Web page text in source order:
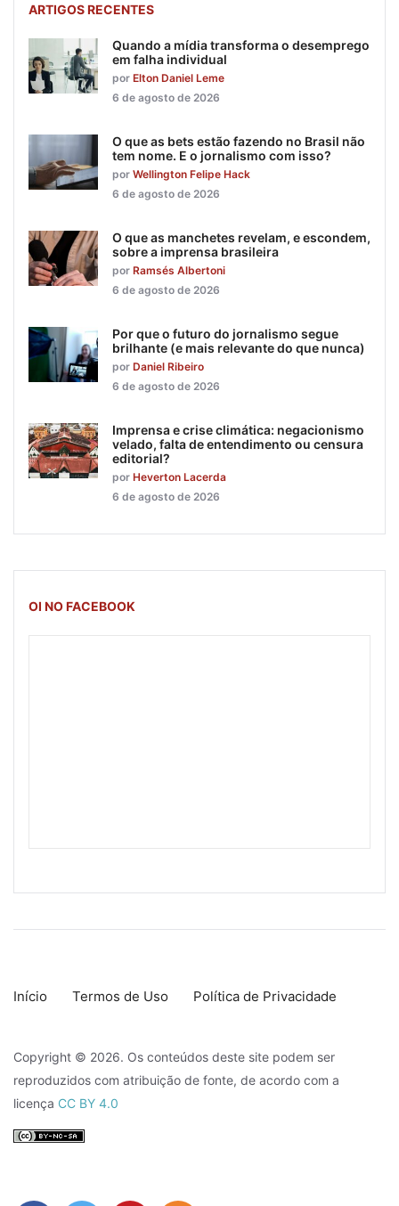
ARTIGOS RECENTES
Quando a mídia transforma o desemprego
em falha individual
por Elton Daniel Leme
6 de agosto de 2026
O que as bets estão fazendo no Brasil não
tem nome. E o jornalismo com isso?
por Wellington Felipe Hack
6 de agosto de 2026
O que as manchetes revelam, e escondem,
sobre a imprensa brasileira
por Ramsés Albertoni
6 de agosto de 2026
Por que o futuro do jornalismo segue
brilhante (e mais relevante do que nunca)
por Daniel Ribeiro
6 de agosto de 2026
Imprensa e crise climática: negacionismo
velado, falta de entendimento ou censura
editorial?
por Heverton Lacerda
6 de agosto de 2026
OI NO FACEBOOK
Início Termos de Uso Política de Privacidade
Copyright © 2026. Os conteúdos deste site podem ser
reproduzidos com atribuição de fonte, de acordo com a
licença CC BY 4.0